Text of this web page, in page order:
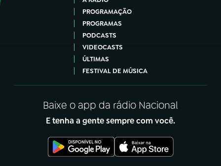
PROGRAMAÇÃO
PROGRAMAS
PODCASTS
VIDEOCASTS
ÚLTIMAS
FESTIVAL DE MÚSICA
Baixe o app da rádio Nacional
E tenha a gente sempre com você.